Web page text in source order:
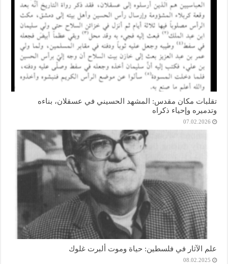
تقلبات مكان مقدس: المشهد الحسيني في عسقلان، بناءه
وتدميره وإحياء ذكراه
07.02.2026
علم الآثار في فلسطين: حياة وموت ألبرت غلوك
08.02.2025